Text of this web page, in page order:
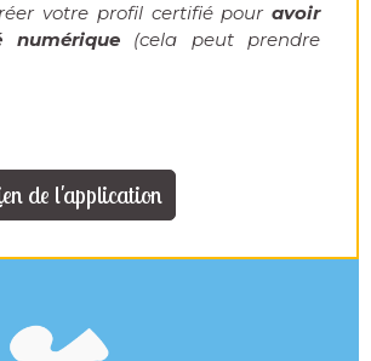
votre profil certifié pour avoir
numérique(cela peut prendre
de l'application